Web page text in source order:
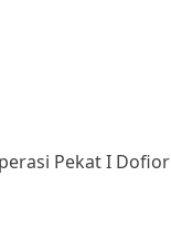
Pekat I Dofior